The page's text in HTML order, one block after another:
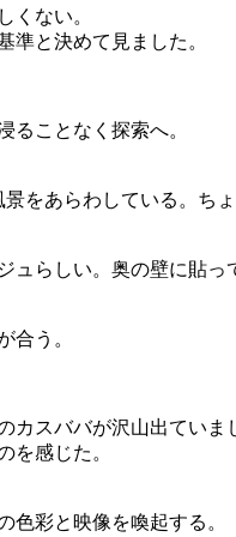
くない。
と決めて見ました。
ことなく探索へ。
をあらわしている。ち
らしい。奥の壁に貼
合う。
カスババが沢山出ていま
を感じた。
彩と映像を喚起する。